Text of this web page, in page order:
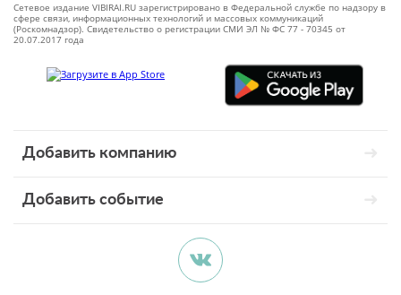
Сетевое издание VIBIRAI.RU зарегистрировано в Федеральной службе по надзору в
сфере связи, информационных технологий и массовых коммуникаций
(Роскомнадзор). Свидетельство о регистрации СМИ ЭЛ № ФС 77 - 70345 от
20.07.2017 года
Добавить компанию
Добавить событие